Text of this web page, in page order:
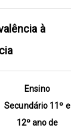
à
Ensino
Secundário 11º e
12º ano de